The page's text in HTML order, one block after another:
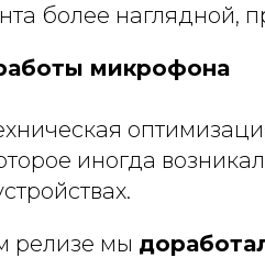
более наглядной,
микрофона
иногда
релизе мы